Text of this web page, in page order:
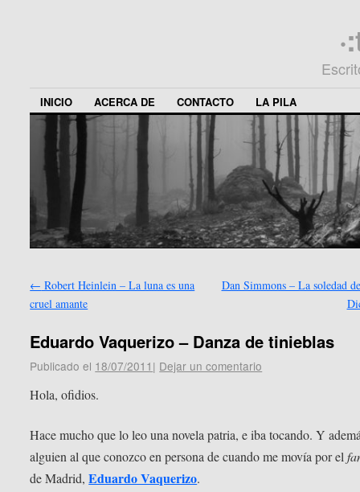
INICIO ACERCA DE CONTACTO LA PILA
← Robert Heinlein – La luna es una
cruel amante
Dan Simmons – La soledad
Eduardo Vaquerizo – Danza de tinieblas
Publicado el 18/07/2011 | Dejar un comentario
Hola, ofidios.
Hace mucho que lo leo una novela patria, e iba tocando. Y
alguien al que conozco en persona de cuando me movía por el
de Madrid,Eduardo Vaquerizo.